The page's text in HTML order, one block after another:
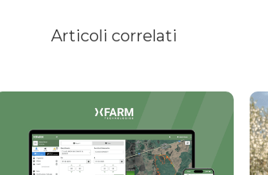
Articoli correlati